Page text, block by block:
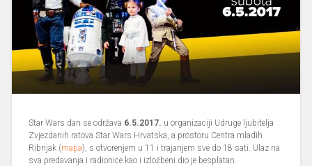
Star Wars dan se održava 6.5.2017. u organizaciji Udruge ljubitelja
Zvjezdanih ratova Star Wars Hrvatska, a prostoru Centra mladih
Ribnjak (mapa), s otvorenjem u 11 i trajanjem sve do 18 sati. Ulaz na
sva predavanja i radionice kao i izložbeni dio je besplatan.